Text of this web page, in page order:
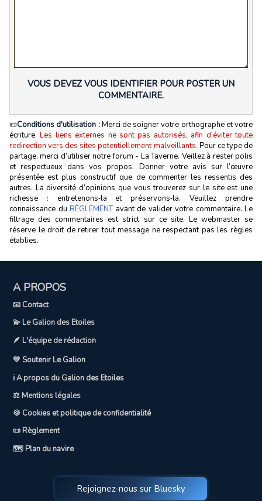
VOUS DEVEZ VOUS IDENTIFIER POUR POSTER UN
COMMENTAIRE.
📜Conditions d'utilisation :Merci de soigner votre orthographe et votre
écriture.Les liens externes ne sont pas autorisés, afin d’éviter toute
redirection vers des sites potentiellement malveillants. Pour ce type de
partage, merci d’utiliser notre forum - La Taverne. Veillez à rester polis
et respectueux dans vos propos. Donner votre avis sur l’œuvre
présentée est plus constructif que de commenter les ressentis des
autres. La diversité d’opinions que vous trouverez sur le site est une
richesse : entretenons‑la et préservons‑la. Veuillez prendre
connaissance du RÈGLEMENTavant de valider votre commentaire. Le
filtrage des commentaires est strict sur ce site. Le webmaster se
réserve le droit de retirer tout message ne respectant pas les règles
établies.
A PROPOS
📧 Contact
💫 Le Galion des Etoiles
🪶 L'équipe de rédaction
💛 Soutenir Le Galion
ℹ️ A propos du Galion des Etoiles
⚖️ Mentions légales
🍪 Cookies et politique de confidentialité
📜 Règlement
🗺️ Plan du navire
Rejoignez-nous sur Bluesky